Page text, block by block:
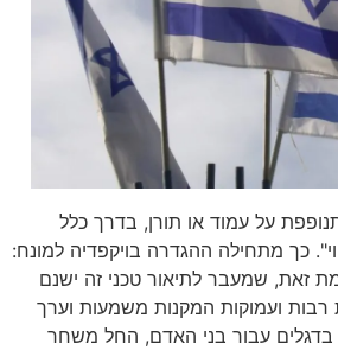
על עמוד או תורן, בדרך כלל
כך מתחילה ההגדרה בויקפדיה למונח:
זאת, שמעבר לתיאור טכני זה ישנם
רבות ועמוקות המקנות משמעות וערך
עבור בני האדם, החל משחר